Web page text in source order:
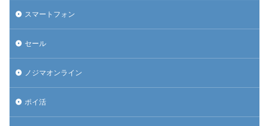
スマートフォン
セール
ノジマオンライン
ポイ活